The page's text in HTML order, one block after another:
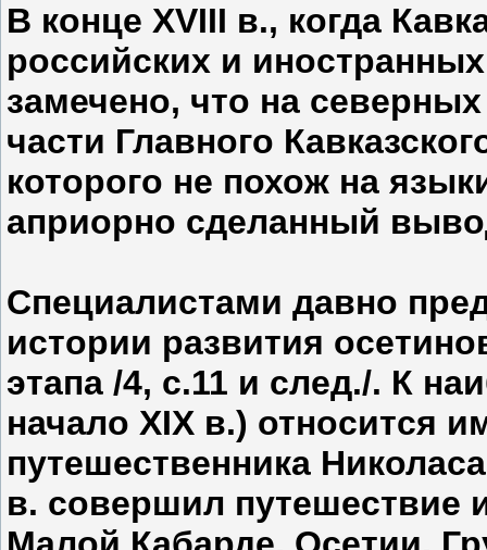
В конце XVIII в., когда
российских и
замечено, что на
части Главного
которого не похож на
априорно сделанный
Специалистами давно
истории развития
этапа /4, с.11 и след./. К
начало XIX в.) относится
путешественника
в. совершил путешествие